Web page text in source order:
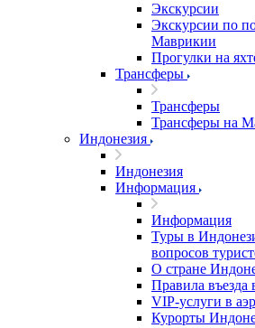
Экскурсии
Экскурсии по
Маврикии
Прогулки на
Трансферы
Трансферы
Трансферы на
Индонезия
Индонезия
Информация
Информация
Туры в
вопросов
О стране
Правила
VIP-услуги в
Курорты